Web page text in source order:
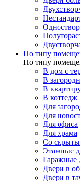
По типу
По типу
В дом с
В
В
В коттедж
Для
Для
Для офиса
Для храма
Со
Этажные
Гаражные
Двери в
Двери в